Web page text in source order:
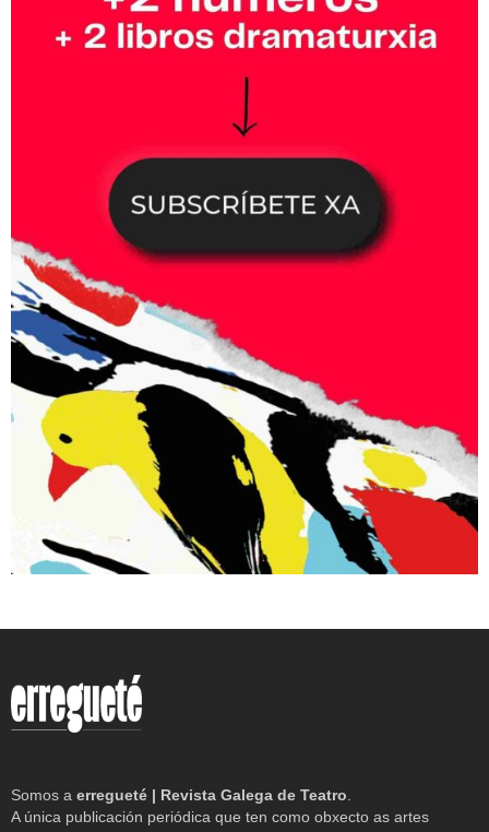
Somos a erregueté | Revista Galega de Teatro.
A única publicación periódica que ten como obxecto as artes